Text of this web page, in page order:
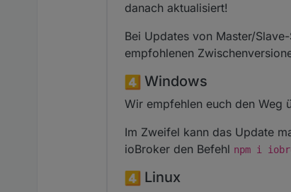
danach aktualisiert!
Bei Updates von Master/
empfohlenen
Windows
Wir empfehlen euch den Weg
Im Zweifel kann das Update
ioBroker den Befehl npm i
Linux